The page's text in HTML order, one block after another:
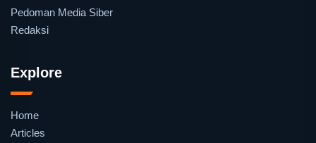
Pedoman Media Siber
Redaksi
Explore
Home
Articles